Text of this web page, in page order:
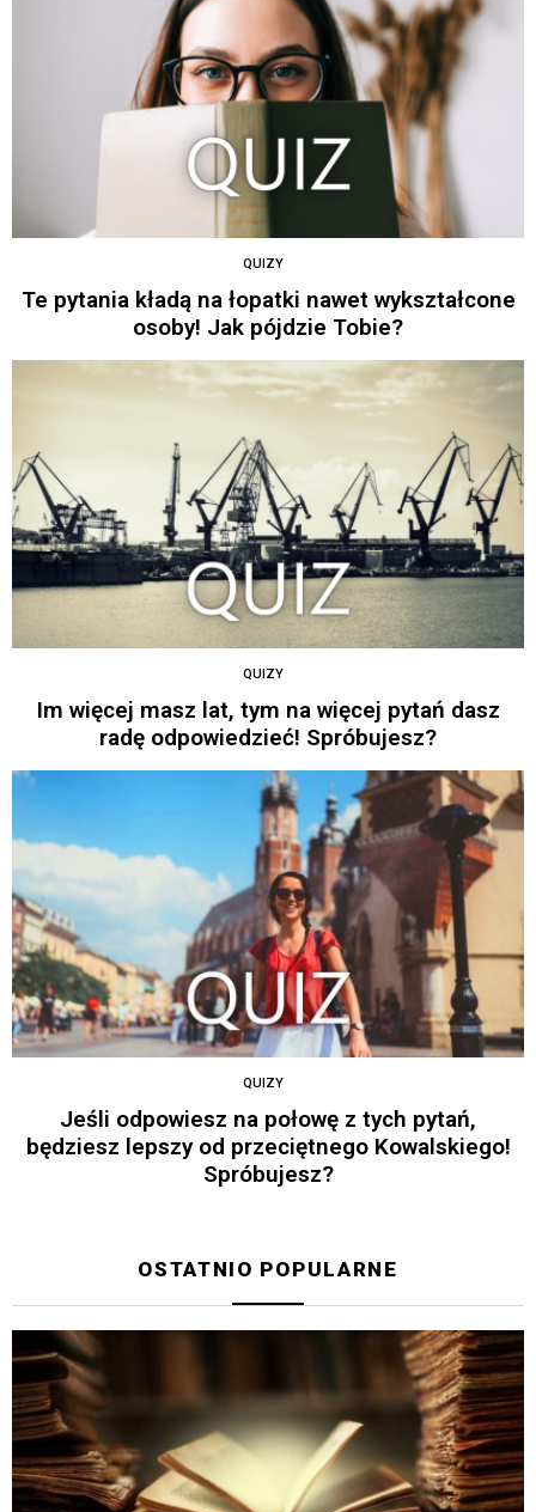
QUIZY
Te pytania kładą na łopatki nawet wykształcone
osoby! Jak pójdzie Tobie?
QUIZY
Im więcej masz lat, tym na więcej pytań dasz
radę odpowiedzieć! Spróbujesz?
QUIZY
Jeśli odpowiesz na połowę z tych pytań,
będziesz lepszy od przeciętnego Kowalskiego!
Spróbujesz?
OSTATNIO POPULARNE